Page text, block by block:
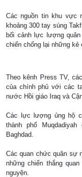
Các nguồn tin khu vực
khoảng 300 tay súng
bối cảnh lực lượng
chiến chống lại những kẻ
Theo kênh Press TV,
của chính phủ với các
nước Hồi giáo Iraq và
Các lực lượng ủng hộ
thành phố
Baghdad.
Các quan chức quân sự
những chiến thắng
nguyện.